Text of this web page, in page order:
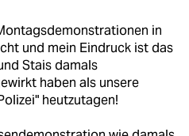
in
und mein Eindruck ist das
Stais damals
haben als unsere
heutzutagen!